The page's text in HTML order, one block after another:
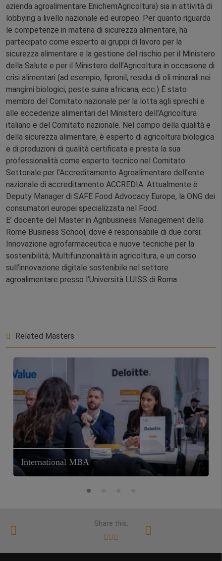
azienda agroalimentare EnichemAgricoltura) sia in attività di
lobbying a livello nazionale ed europeo. Per quanto riguarda
le competenze in materia di sicurezza alimentare, ha
partecipato come esperto ai gruppi di lavoro per la
sicurezza alimentare e la gestione del rischio per il Ministero
della Salute e per il Ministero dell’Agricoltura in occasione di
crisi alimentari (ad esempio, fipronil, residui di oli minerali nei
mangimi biologici, peste suina africana, ecc.) È stato
membro del Comitato nazionale per la lotta agli sprechi e
alle eccedenze alimentari del Ministero dell’Agricoltura
italiano e del Comitato nazionale. Nel campo della qualità e
della sicurezza alimentare, è esperto di agricoltura biologica
e di produzioni di qualità certificata e presta la sua
professionalità come esperto tecnico nel Comitato
Settoriale per l’Accreditamento Agroalimentare dell’ente
nazionale di accreditamento ACCREDIA. Attualmente è
Deputy Manager di SAFE Food Advocacy Europe, la ONG dei
consumatori europei specializzata nel Food.
E’ docente del Master in Agribusiness Management della
Rome Business School, dove è responsabile di due corsi:
Innovazione agrofarmaceutica e nuove tecniche per la
sostenibilità; Multifunzionalità in agricoltura, e un corso
sull’innovazione digitale sostenibile nel settore
agroalimentare presso l’Università LUISS di Roma.
Related Masters
International MBA
Share this: